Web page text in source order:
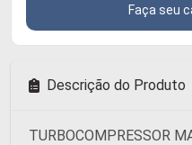
Faça seu
Descrição do Produto
TURBOCOMPRESSOR